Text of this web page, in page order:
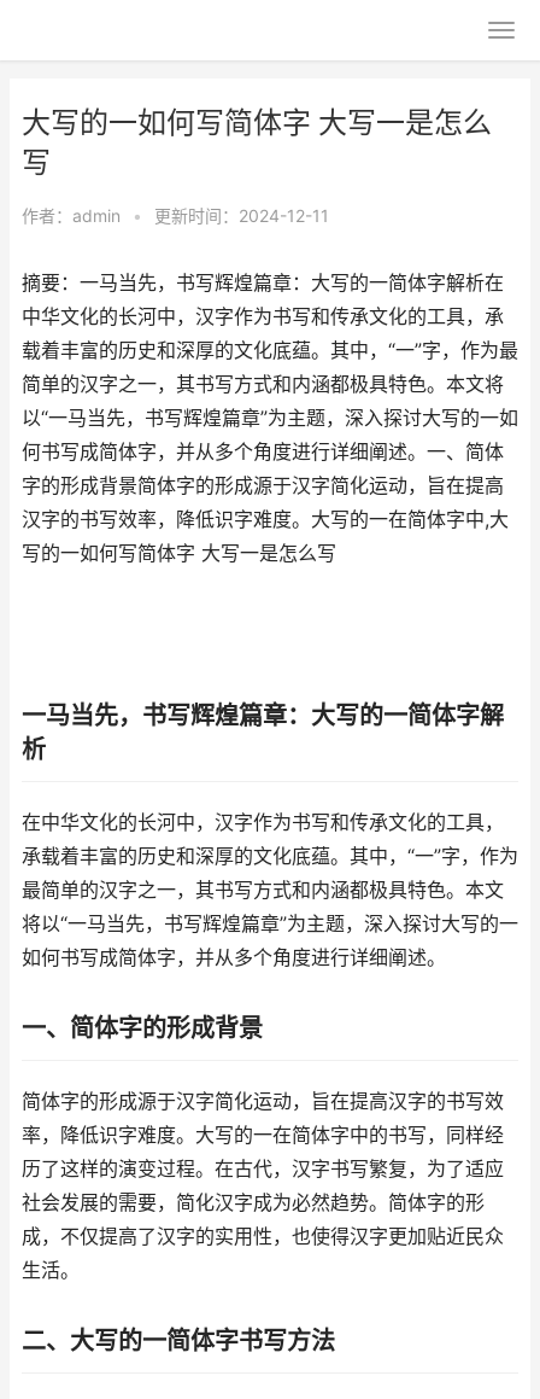
大写的一如何写简体字 大写一是怎么
写
作者： admin • 更新时间：2024-12-11
摘要：一马当先，书写辉煌篇章：大写的一简体字解析在
中华文化的长河中，汉字作为书写和传承文化的工具，承
载着丰富的历史和深厚的文化底蕴。其中，“一”字，作为最
简单的汉字之一，其书写方式和内涵都极具特色。本文将
以“一马当先，书写辉煌篇章”为主题，深入探讨大写的一如
何书写成简体字，并从多个角度进行详细阐述。一、简体
字的形成背景简体字的形成源于汉字简化运动，旨在提高
汉字的书写效率，降低识字难度。大写的一在简体字中,大
写的一如何写简体字 大写一是怎么写
一马当先，书写辉煌篇章：大写的一简体字解
析
在中华文化的长河中，汉字作为书写和传承文化的工具，
承载着丰富的历史和深厚的文化底蕴。其中，“一”字，作为
最简单的汉字之一，其书写方式和内涵都极具特色。本文
将以“一马当先，书写辉煌篇章”为主题，深入探讨大写的一
如何书写成简体字，并从多个角度进行详细阐述。
一、简体字的形成背景
简体字的形成源于汉字简化运动，旨在提高汉字的书写效
率，降低识字难度。大写的一在简体字中的书写，同样经
历了这样的演变过程。在古代，汉字书写繁复，为了适应
社会发展的需要，简化汉字成为必然趋势。简体字的形
成，不仅提高了汉字的实用性，也使得汉字更加贴近民众
生活。
二、大写的一简体字书写方法